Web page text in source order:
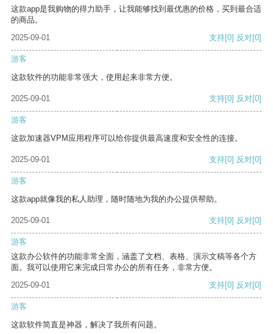
这款app是我购物的得力助手，让我能够找到最优惠的价格，买到最合适
的商品。
2025-09-01
支持[0] 反对[0]
游客
这款软件的功能非常强大，使用起来非常方便。
2025-09-01 支持[0] 反对[0]
游客
这款加速器VPM应用程序可以给你提供最高速度和安全性的连接。
2025-09-01 支持[0] 反对[0]
游客
这款app就像我的私人助理，随时随地为我的办公提供帮助。
2025-09-01 支持[0] 反对[0]
游客
这款办公软件的功能非常全面，涵盖了文档、表格、演示文稿等各个方
面。我可以使用它来完成日常办公的所有任务，非常方便。
2025-09-01
支持[0] 反对[0]
游客
这款软件简直是神器，解决了我所有问题。